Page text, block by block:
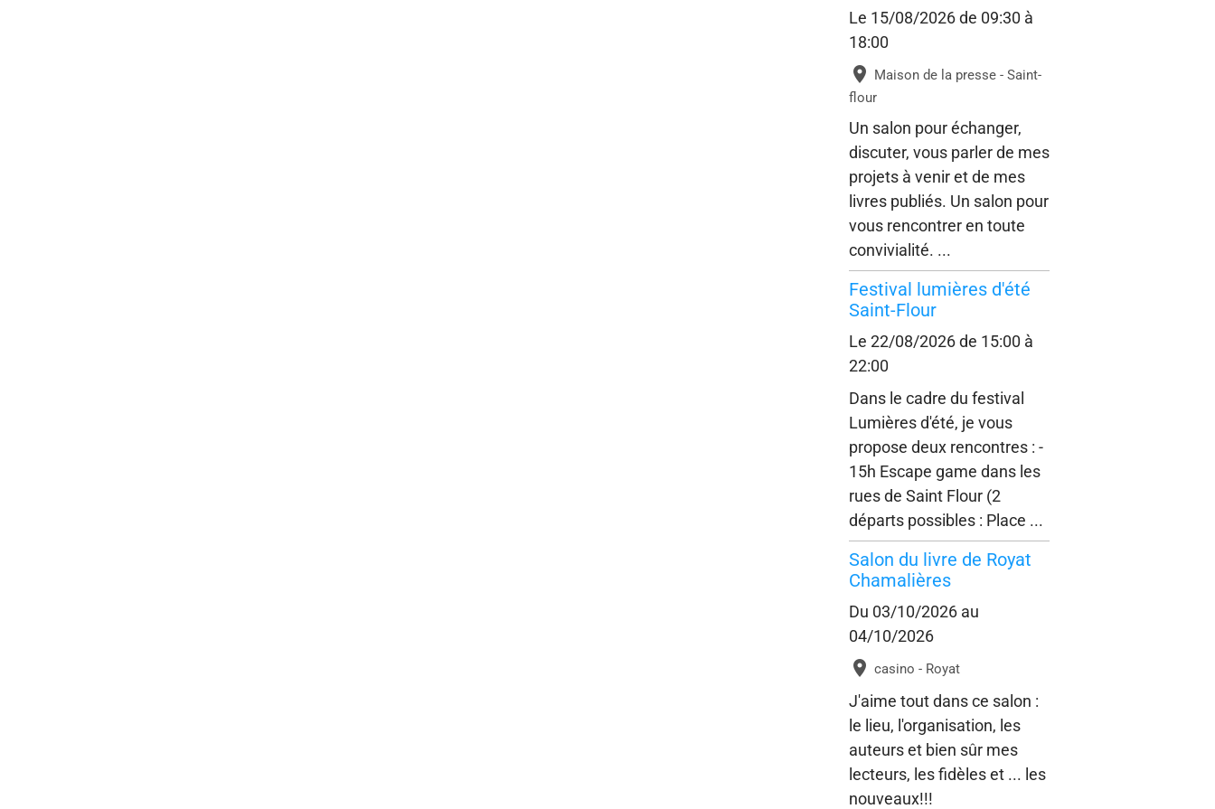
Le 15/08/2026de 09:30 à
18:00
Maison de la presse - Saint-
flour
Un salon pour échanger,
discuter, vous parler de mes
projets à venir et de mes
livres publiés. Un salon pour
vous rencontrer en toute
convivialité. ...
Festival lumières d'été
Saint-Flour
Le 22/08/2026de 15:00 à
22:00
Dans le cadre du festival
Lumières d'été, je vous
propose deux rencontres : -
15h Escape game dans les
rues de Saint Flour (2
départs possibles : Place ...
Salon du livre de Royat
Chamalières
Du 03/10/2026 au
04/10/2026
casino - Royat
J'aime tout dans ce salon :
le lieu, l'organisation, les
auteurs et bien sûr mes
lecteurs, les fidèles et ... les
nouveaux!!!